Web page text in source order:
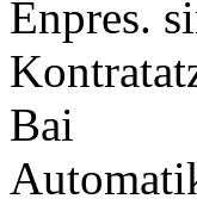
Enpres.
Bai